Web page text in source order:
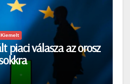
Kiemelt
piaci válasza az orosz